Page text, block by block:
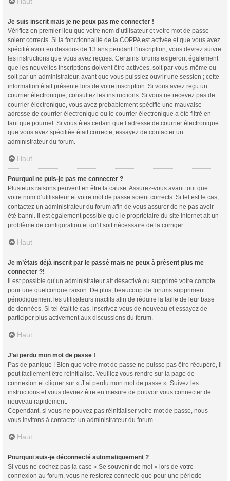
Je suis inscrit mais je ne peux pas me connecter !
Vérifiez en premier lieu que votre nom d’utilisateur et votre mot de passe
soient corrects. Si la fonctionnalité de la COPPA est activée et que vous avez
spécifié avoir en dessous de 13 ans pendant l’inscription, vous devrez suivre
les instructions que vous avez reçues. Certains forums exigeront également
que les nouvelles inscriptions doivent être activées, soit par vous-même ou
soit par un administrateur, avant que vous puissiez ouvrir une session ; cette
information était présente lors de votre inscription. Si vous aviez reçu un
courrier électronique, consultez les instructions. Si vous ne recevez pas de
courrier électronique, vous avez probablement spécifié une mauvaise
adresse de courrier électronique ou le courrier électronique a été filtré en
tant que pourriel. Si vous êtes certain que l’adresse de courrier électronique
que vous avez spécifiée était correcte, essayez de contacter un
administrateur du forum.
Haut
Pourquoi ne puis-je pas me connecter ?
Plusieurs raisons peuvent en être la cause. Assurez-vous avant tout que
votre nom d’utilisateur et votre mot de passe soient corrects. Si tel est le cas,
contactez un administrateur du forum afin de vous assurer de ne pas avoir
été banni. Il est également possible que le propriétaire du site internet ait un
problème de configuration et qu’il soit nécessaire de la corriger.
Haut
Je m’étais déjà inscrit par le passé mais ne peux à présent plus me
connecter ?!
Il est possible qu’un administrateur ait désactivé ou supprimé votre compte
pour une quelconque raison. De plus, beaucoup de forums suppriment
périodiquement les utilisateurs inactifs afin de réduire la taille de leur base
de données. Si tel était le cas, inscrivez-vous de nouveau et essayez de
participer plus activement aux discussions du forum.
Haut
J’ai perdu mon mot de passe !
Pas de panique ! Bien que votre mot de passe ne puisse pas être récupéré, il
peut facilement être réinitialisé. Veuillez vous rendre sur la page de
connexion et cliquer sur « J’ai perdu mon mot de passe ». Suivez les
instructions et vous devriez être en mesure de pouvoir vous connecter de
nouveau rapidement.
Cependant, si vous ne pouvez pas réinitialiser votre mot de passe, nous
vous invitons à contacter un administrateur du forum.
Haut
Pourquoi suis-je déconnecté automatiquement ?
Si vous ne cochez pas la case « Se souvenir de moi » lors de votre
connexion au forum, vous ne resterez connecté que pour une période